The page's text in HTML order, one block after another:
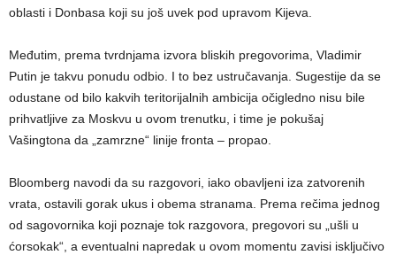
oblasti i Donbasa koji su još uvek pod upravom Kijeva.
Međutim, prema tvrdnjama izvora bliskih pregovorima, Vladimir
Putin je takvu ponudu odbio. I to bez ustručavanja. Sugestije da se
odustane od bilo kakvih teritorijalnih ambicija očigledno nisu bile
prihvatljive za Moskvu u ovom trenutku, i time je pokušaj
Vašingtona da „zamrzne“ linije fronta – propao.
Bloomberg navodi da su razgovori, iako obavljeni iza zatvorenih
vrata, ostavili gorak ukus i obema stranama. Prema rečima jednog
od sagovornika koji poznaje tok razgovora, pregovori su „ušli u
ćorsokak“, a eventualni napredak u ovom momentu zavisi isključivo